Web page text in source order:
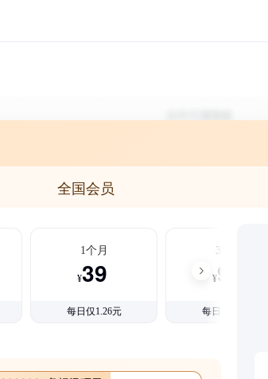
全国会员
1个月
¥39
每日仅1.26元
3个月
¥99
每日仅1.08元